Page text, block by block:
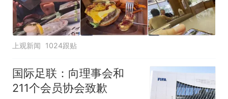
上观新闻 1024跟贴
国际足联：向理事会和
211个会员协会致歉